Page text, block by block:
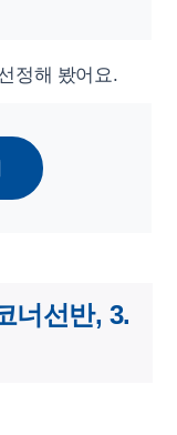
너선반, 3.